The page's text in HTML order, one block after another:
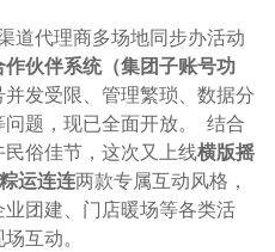
代理商多场地同步办活动
作伙伴系统（集团子账号功
并发受限、管理繁琐、数据分
题，现已全面开放。 结合
俗佳节，这次又上线横版摇
运连连两款专属互动风格，
团建、门店暖场等各类活
互动。